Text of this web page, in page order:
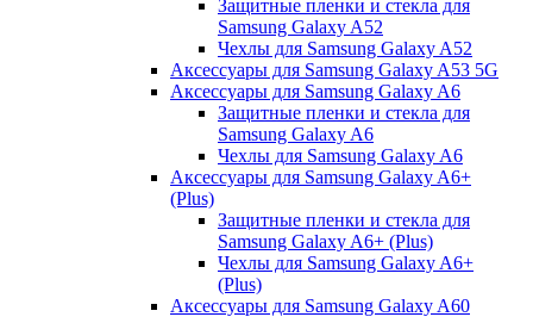
Защитные пленки и стекла для
Samsung Galaxy A52
Чехлы для Samsung Galaxy A52
Аксессуары для Samsung Galaxy A53 5G
Аксессуары для Samsung Galaxy A6
Защитные пленки и стекла для
Samsung Galaxy A6
Чехлы для Samsung Galaxy A6
Аксессуары для Samsung Galaxy A6+
(Plus)
Защитные пленки и стекла для
Samsung Galaxy A6+ (Plus)
Чехлы для Samsung Galaxy A6+
(Plus)
Аксессуары для Samsung Galaxy A60